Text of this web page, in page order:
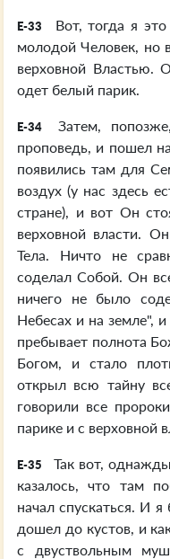
E-33
Вот, тогда я
молодой Человек, но
верховной
одет белый парик.
E-34
Затем,
проповедь, и пошел
появились там для
воздух (у нас здесь
стране), и вот Он
верховной власти.
Тела. Ничто не
соделал Собой. Он
ничего не было
Небесах и на земле",
пребывает полнота
Богом, и стало
открыл всю тайну
говорили все
парике и с верховной
E-35
Так вот,
казалось, что там
начал спускаться. И
дошел до кустов, и
с двуствольным